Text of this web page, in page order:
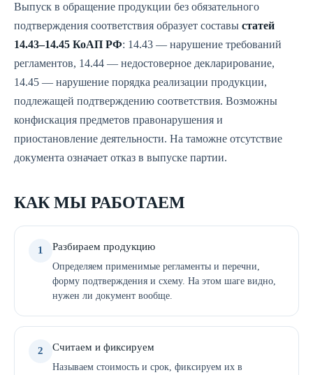
Выпуск в обращение продукции без обязательного
подтверждения соответствия образует составы статей
14.43–14.45 КоАП РФ: 14.43 — нарушение требований
регламентов, 14.44 — недостоверное декларирование,
14.45 — нарушение порядка реализации продукции,
подлежащей подтверждению соответствия. Возможны
конфискация предметов правонарушения и
приостановление деятельности. На таможне отсутствие
документа означает отказ в выпуске партии.
КАК МЫ РАБОТАЕМ
1 Разбираем продукцию
Определяем применимые регламенты и перечни,
форму подтверждения и схему. На этом шаге видно,
нужен ли документ вообще.
2 Считаем и фиксируем
Называем стоимость и срок, фиксируем их в